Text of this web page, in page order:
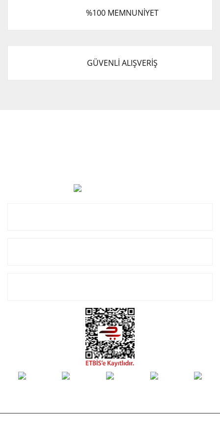
%100 MEMNUNİYET
GÜVENLİ ALIŞVERİŞ